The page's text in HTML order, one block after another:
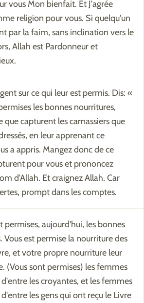
vous Mon bienfait. Et J'agrée
religion pour vous. Si quelqu'un
par la faim, sans inclination vers le
Allah est Pardonneur et
sur ce qui leur est permis. Dis: «
les bonnes nourritures,
que capturent les carnassiers que
en leur apprenant ce
a appris. Mangez donc de ce
pour vous et prononcez
d'Allah. Et craignez Allah. Car
prompt dans les comptes.
permises, aujourd'hui, les bonnes
Vous est permise la nourriture des
et votre propre nourriture leur
(Vous sont permises) les femmes
les croyantes, et les femmes
les gens qui ont reçu le Livre